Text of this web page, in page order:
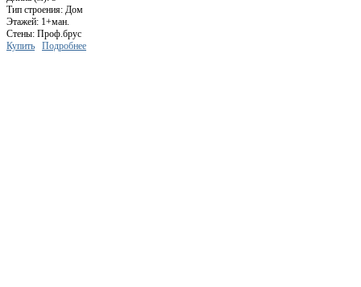
Тип строения: Дом
Этажей: 1+ман.
Стены: Проф.брус
Купить
Подробнее